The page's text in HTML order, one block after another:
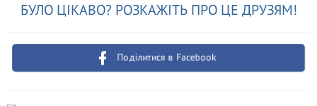
БУЛО ЦІКАВО? РОЗКАЖІТЬ ПРО ЦЕ ДРУЗЯМ!
Поділитися в Facebook